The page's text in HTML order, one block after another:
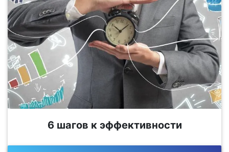
6 шагов к эффективности